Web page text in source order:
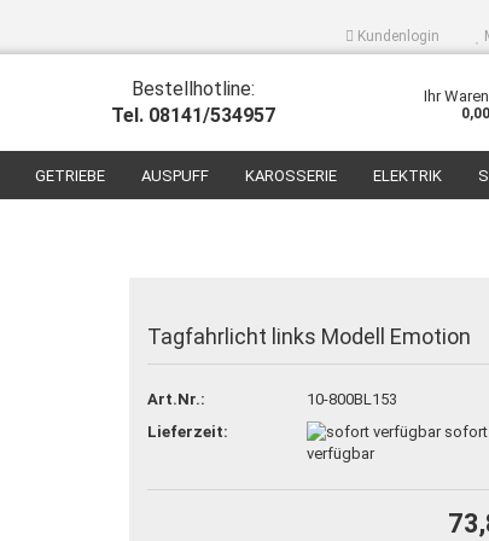
Kundenlogin
Konto erstellen
Passwort vergessen?
Bestellhotline:
Tel. 08141/534957
Ihr
GETRIEBE AUSPUFF KAROSSERIE ELEKTRIK
Tagfahrlicht links Modell Emotion
Art.Nr.:
10-800BL153
Lieferzeit:
sofort
verfügbar